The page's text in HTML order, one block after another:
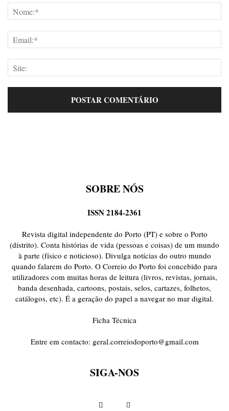
SOBRE NÓS
ISSN 2184-2361
Revista digital independente do Porto (PT) e sobre o Porto
(distrito). Conta histórias de vida (pessoas e coisas) de um mundo
à parte (físico e noticioso). Divulga notícias do outro mundo
quando falarem do Porto. O Correio do Porto foi concebido para
utilizadores com muitas horas de leitura (livros, revistas, jornais,
banda desenhada, cartoons, postais, selos, cartazes, folhetos,
catálogos, etc). É a geração do papel a navegar no mar digital.
Ficha Técnica
Entre em contacto: geral.correiodoporto@gmail.com
SIGA-NOS